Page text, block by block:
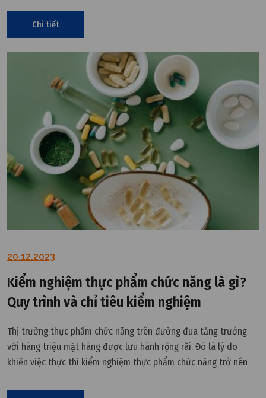
Chi tiết
20.12.2023
Kiểm nghiệm thực phẩm chức năng là gì?
Quy trình và chỉ tiêu kiểm nghiệm
Thị trường thực phẩm chức năng trên đường đua tăng trưởng
với hàng triệu mặt hàng được lưu hành rộng rãi. Đó là lý do
khiến việc thực thi kiểm nghiệm thực phẩm chức năng trở nên